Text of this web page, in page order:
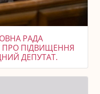
РАДА
ПРО ПІДВИЩЕННЯ
ДЕПУТАТ.